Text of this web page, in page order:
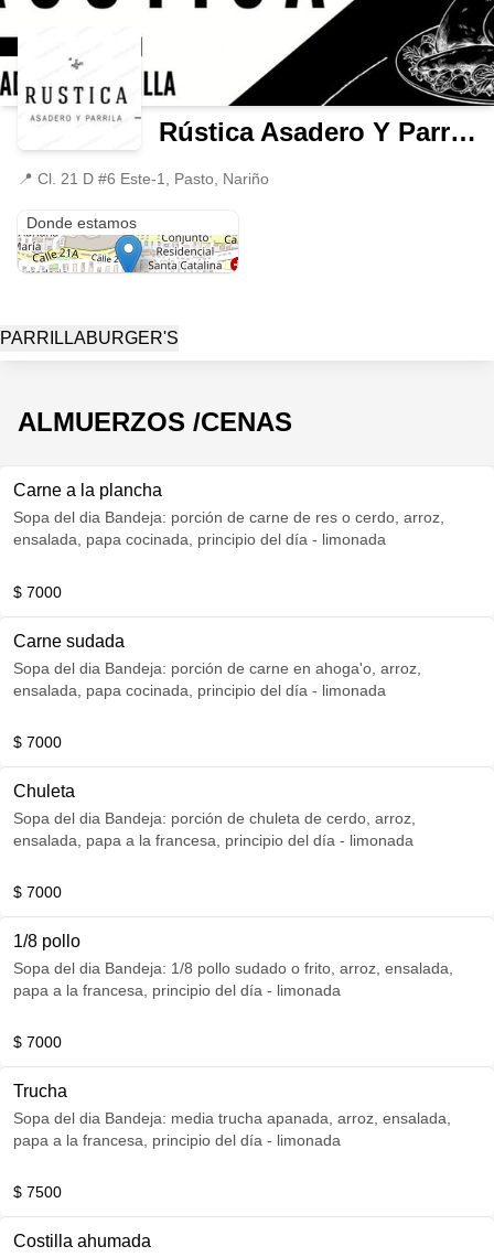
Rústica Asadero Y Parrilla
📍 Cl. 21 D #6 Este-1, Pasto, Nariño
Donde estamos
PARRILLABURGER'S
ALMUERZOS /CENAS
Carne a la plancha
Sopa del dia Bandeja: porción de carne de res o cerdo, arroz,
ensalada, papa cocinada, principio del día - limonada
$ 7000
Carne sudada
Sopa del dia Bandeja: porción de carne en ahoga'o, arroz,
ensalada, papa cocinada, principio del día - limonada
$ 7000
Chuleta
Sopa del dia Bandeja: porción de chuleta de cerdo, arroz,
ensalada, papa a la francesa, principio del día - limonada
$ 7000
1/8 pollo
Sopa del dia Bandeja: 1/8 pollo sudado o frito, arroz, ensalada,
papa a la francesa, principio del día - limonada
$ 7000
Trucha
Sopa del dia Bandeja: media trucha apanada, arroz, ensalada,
papa a la francesa, principio del día - limonada
$ 7500
Costilla ahumada